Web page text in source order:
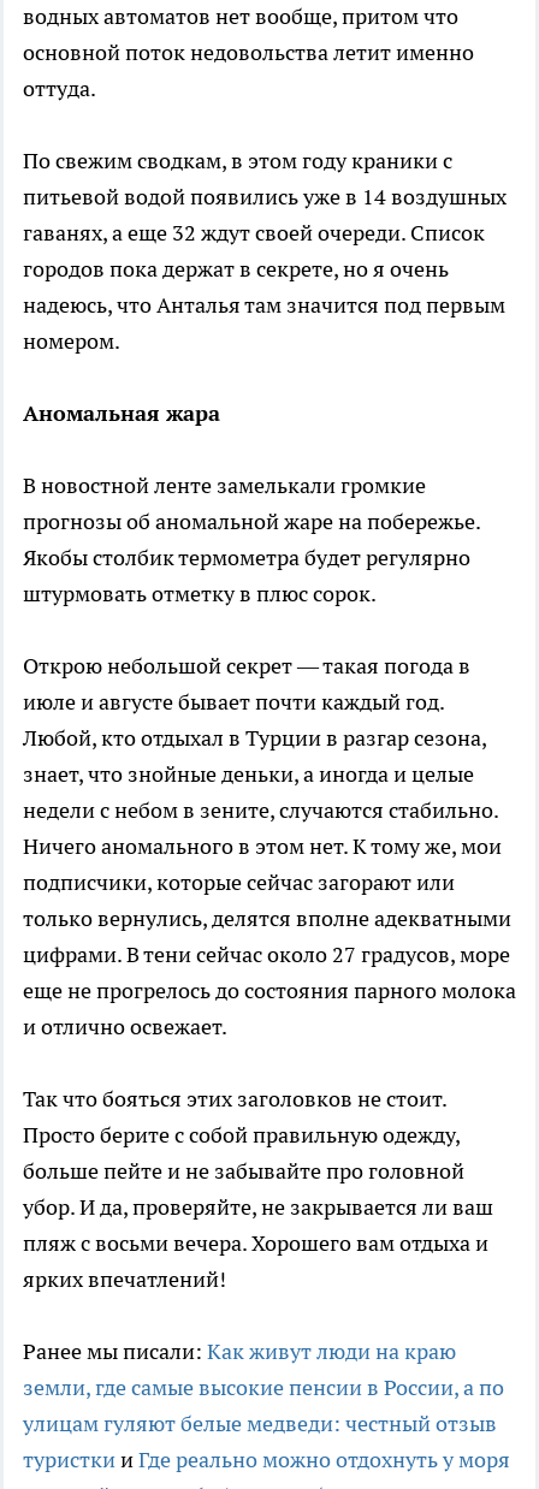
водных автоматов нет вообще, притом что
основной поток недовольства летит именно
оттуда.
По свежим сводкам, в этом году краники с
питьевой водой появились уже в 14 воздушных
гаванях, а еще 32 ждут своей очереди. Список
городов пока держат в секрете, но я очень
надеюсь, что Анталья там значится под первым
номером.
Аномальная жара
В новостной ленте замелькали громкие
прогнозы об аномальной жаре на побережье.
Якобы столбик термометра будет регулярно
штурмовать отметку в плюс сорок.
Открою небольшой секрет — такая погода в
июле и августе бывает почти каждый год.
Любой, кто отдыхал в Турции в разгар сезона,
знает, что знойные деньки, а иногда и целые
недели с небом в зените, случаются стабильно.
Ничего аномального в этом нет. К тому же, мои
подписчики, которые сейчас загорают или
только вернулись, делятся вполне адекватными
цифрами. В тени сейчас около 27 градусов, море
еще не прогрелось до состояния парного молока
и отлично освежает.
Так что бояться этих заголовков не стоит.
Просто берите с собой правильную одежду,
больше пейте и не забывайте про головной
убор. И да, проверяйте, не закрывается ли ваш
пляж с восьми вечера. Хорошего вам отдыха и
ярких впечатлений!
Ранее мы писали: Как живут люди на краю
земли, где самые высокие пенсии в России, а по
улицам гуляют белые медведи: честный отзыв
туристкииГде реально можно отдохнуть у моря